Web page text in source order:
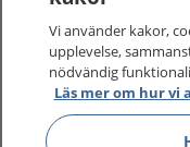
På 1177.se får du
sjukdomar och
Logga in för att
vårdärenden. Ring
Vi använder kakor,
upplevelse,
nödvändig
Läs mer om hur vi